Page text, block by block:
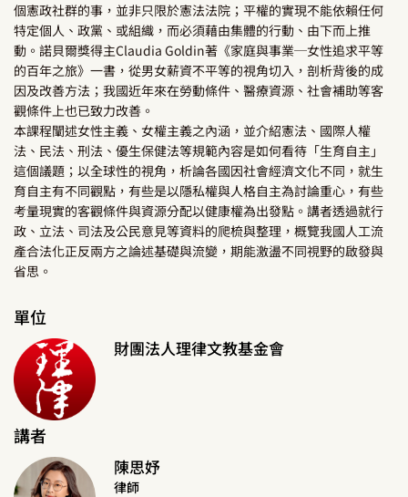
個憲政社群的事，並非只限於憲法法院；平權的實現不能依賴任何
特定個人、政黨、或組織，而必須藉由集體的行動、由下而上推
動。諾貝爾獎得主Claudia Goldin著《家庭與事業─女性追求平等
的百年之旅》一書，從男女薪資不平等的視角切入，剖析背後的成
因及改善方法；我國近年來在勞動條件、醫療資源、社會補助等客
觀條件上也已致力改善。
本課程闡述女性主義、女權主義之內涵，並介紹憲法、國際人權
法、民法、刑法、優生保健法等規範內容是如何看待「生育自主」
這個議題；以全球性的視角，析論各國因社會經濟文化不同，就生
育自主有不同觀點，有些是以隱私權與人格自主為討論重心，有些
考量現實的客觀條件與資源分配以健康權為出發點。講者透過就行
政、立法、司法及公民意見等資料的爬梳與整理，概覽我國人工流
產合法化正反兩方之論述基礎與流變，期能激盪不同視野的啟發與
省思。
單位
財團法人理律文教基金會
講者
陳思妤
律師